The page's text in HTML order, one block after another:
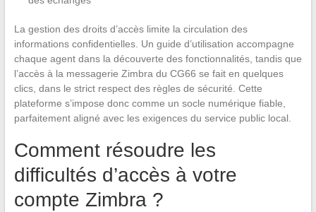
La gestion des droits d’accès limite la circulation des
informations confidentielles. Un guide d’utilisation accompagne
chaque agent dans la découverte des fonctionnalités, tandis que
l’accès à la messagerie Zimbra du CG66 se fait en quelques
clics, dans le strict respect des règles de sécurité. Cette
plateforme s’impose donc comme un socle numérique fiable,
parfaitement aligné avec les exigences du service public local.
Comment résoudre les
difficultés d’accès à votre
compte Zimbra ?